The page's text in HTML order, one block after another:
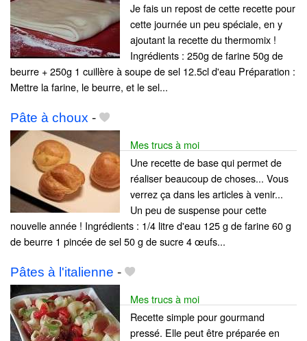
Je fais un repost de cette recette pour
cette journée un peu spéciale, en y
ajoutant la recette du thermomix !
Ingrédients : 250g de farine 50g de
beurre + 250g 1 cuillère à soupe de sel 12.5cl d'eau Préparation :
Mettre la farine, le beurre, et le sel...
Pâte à choux -
Mes trucs à moi
Une recette de base qui permet de
réaliser beaucoup de choses... Vous
verrez ça dans les articles à venir...
Un peu de suspense pour cette
nouvelle année ! Ingrédients : 1/4 litre d'eau 125 g de farine 60 g
de beurre 1 pincée de sel 50 g de sucre 4 œufs...
Pâtes à l'italienne -
Mes trucs à moi
Recette simple pour gourmand
pressé. Elle peut être préparée en